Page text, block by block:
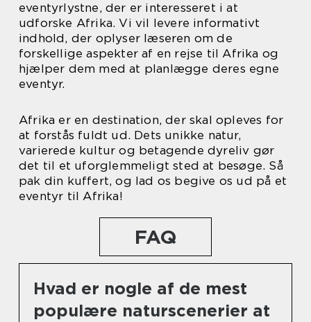
eventyrlystne, der er interesseret i at
udforske Afrika. Vi vil levere informativt
indhold, der oplyser læseren om de
forskellige aspekter af en rejse til Afrika og
hjælper dem med at planlægge deres egne
eventyr.
Afrika er en destination, der skal opleves for
at forstås fuldt ud. Dets unikke natur,
varierede kultur og betagende dyreliv gør
det til et uforglemmeligt sted at besøge. Så
pak din kuffert, og lad os begive os ud på et
eventyr til Afrika!
FAQ
Hvad er nogle af de mest
populære naturscenerier at